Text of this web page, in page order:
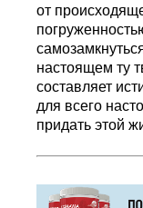
от
настоящем ту
составляет
для всего
придать этой